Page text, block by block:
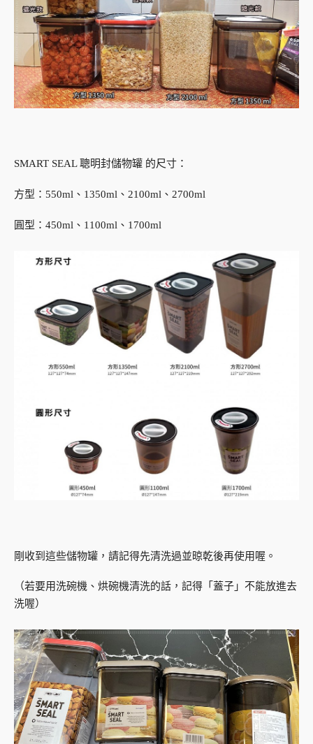
SMART SEAL 聰明封儲物罐 的尺寸：
方型：550ml、1350ml、2100ml、2700ml
圓型：450ml、1100ml、1700ml
剛收到這些儲物罐，請記得先清洗過並晾乾後再使用喔。
（若要用洗碗機、烘碗機清洗的話，記得「蓋子」不能放進去
洗喔）